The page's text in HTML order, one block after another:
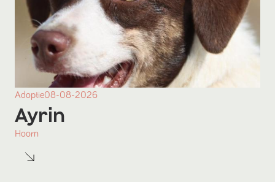
Adoptie08-08-2026
Ayrin
Hoorn